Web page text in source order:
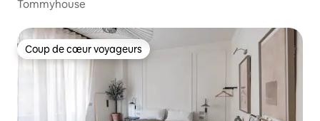
Tommyhouse
Coup de cœur voyageurs
Coup de cœur voyageurs